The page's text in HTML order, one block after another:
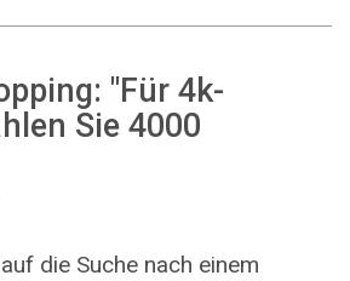
"Für 4k-
Sie 4000
die Suche nach einem